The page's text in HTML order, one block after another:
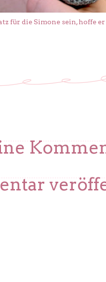
für die Simone sein, hoffe